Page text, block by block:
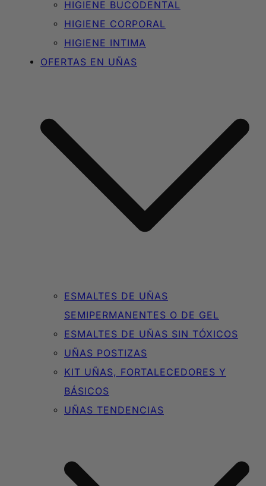
HIGIENE BUCODENTAL
HIGIENE CORPORAL
HIGIENE INTIMA
OFERTAS EN UÑAS
ESMALTES DE UÑAS
SEMIPERMANENTES O DE GEL
ESMALTES DE UÑAS SIN TÓXICOS
UÑAS POSTIZAS
KIT UÑAS, FORTALECEDORES Y
BÁSICOS
UÑAS TENDENCIAS